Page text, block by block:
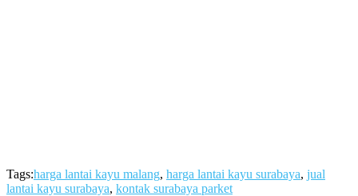
Tags:harga lantai kayu malang, harga lantai kayu surabaya, jual
lantai kayu surabaya, kontak surabaya parket